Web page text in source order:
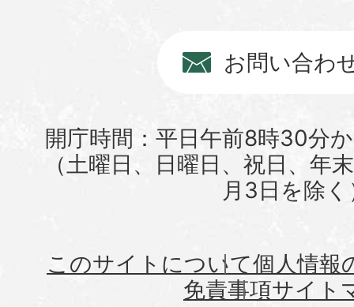
お問い合わ
開庁時間：平日午前8時30分
（土曜日、日曜日、祝日、年
月3日を除く
このサイトについて個人情報
免責事項サイト